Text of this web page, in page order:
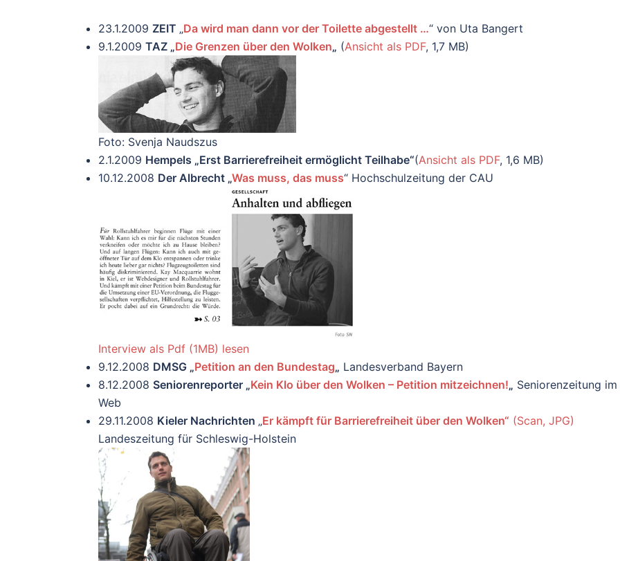
23.1.2009 ZEIT „Da wird man dann vor der Toilette abgestellt …“ von Uta Bangert
9.1.2009 TAZ „Die Grenzen über den Wolken„ (Ansicht als PDF, 1,7 MB)
Foto: Svenja Naudszus
2.1.2009 Hempels „Erst Barrierefreiheit ermöglicht Teilhabe“(Ansicht als PDF, 1,6 MB)
10.12.2008 Der Albrecht „Was muss, das muss“ Hochschulzeitung der CAU
Interview als Pdf (1MB) lesen
9.12.2008 DMSG „Petition an den Bundestag„ Landesverband Bayern
8.12.2008 Seniorenreporter „Kein Klo über den Wolken – Petition mitzeichnen!„ Seniorenzeitung im
Web
29.11.2008 Kieler Nachrichten „Er kämpft für Barrierefreiheit über den Wolken“ (Scan, JPG)
Landeszeitung für Schleswig-Holstein